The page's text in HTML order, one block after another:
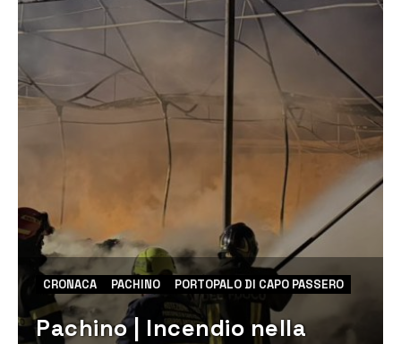
CRONACA PACHINO PORTOPALO DI CAPO PASSERO
Pachino | Incendio nella